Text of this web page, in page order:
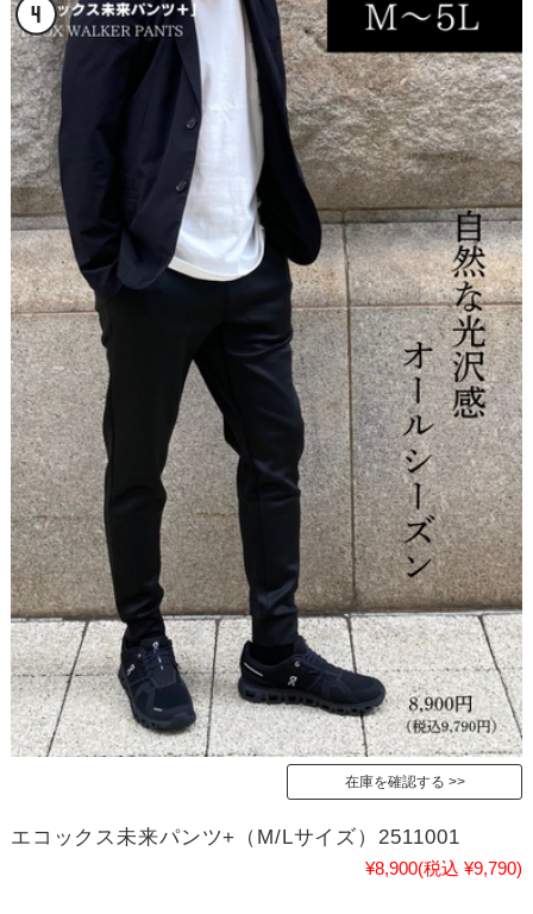
在庫を確認する
エコックス未来パンツ+（M/Lサイズ）2511001
¥8,900(税込 ¥9,790)